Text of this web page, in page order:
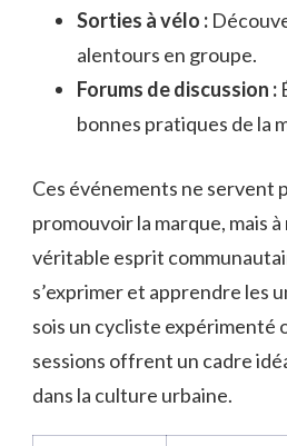
Sorties à vélo :
alentours en groupe.
Forums de discussion :
bonnes pratiques de la
Ces événements ne servent
promouvoir la marque, mais
véritable esprit
s’exprimer et apprendre les
sois un cycliste expérimenté
sessions offrent un cadre
dans la culture urbaine.